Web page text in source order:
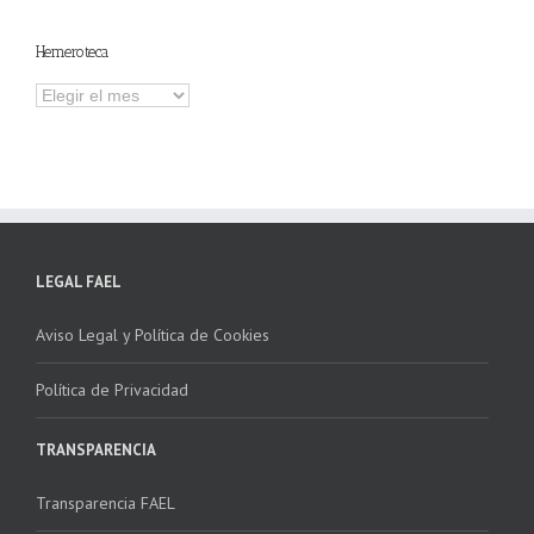
Hemeroteca
Hemeroteca
LEGAL FAEL
Aviso Legal y Política de Cookies
Política de Privacidad
TRANSPARENCIA
Transparencia FAEL